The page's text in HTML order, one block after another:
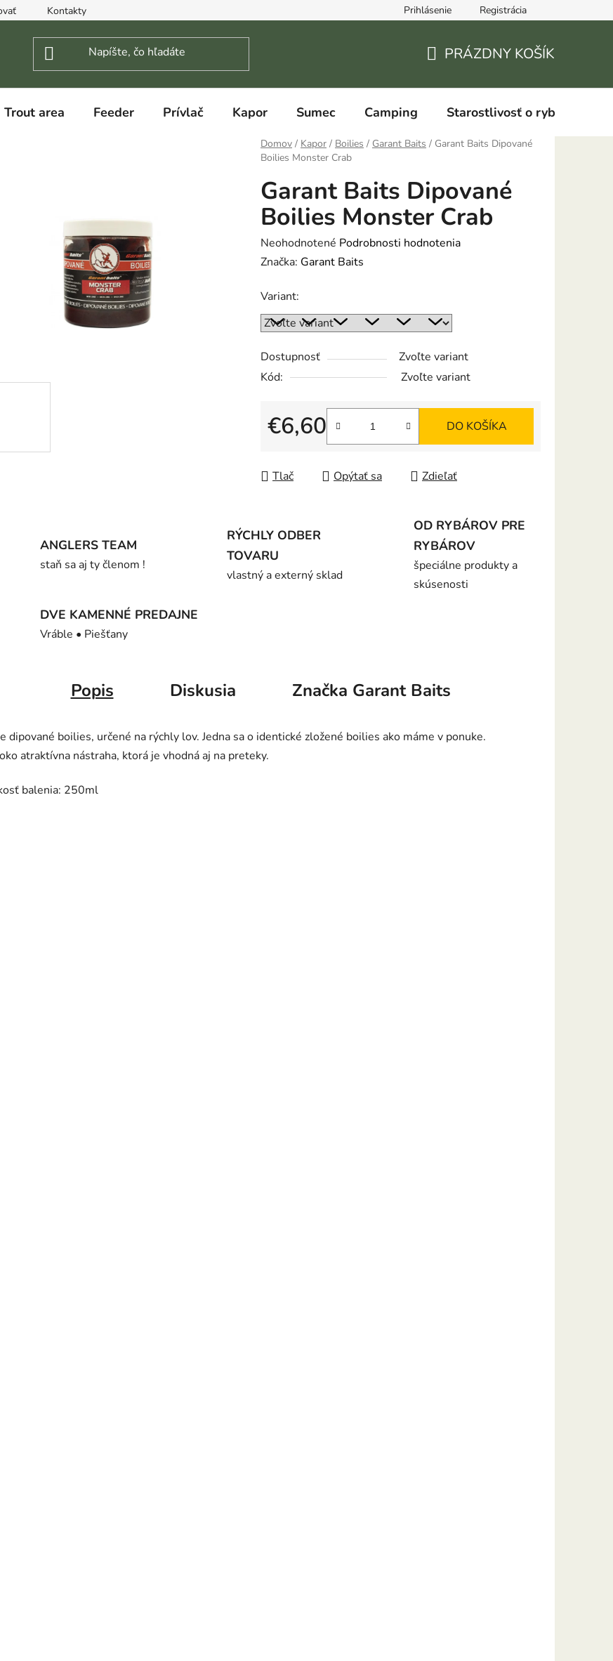
Kontakty Prihlásenie Registrácia
KOŠÍK
PRÁZDNY KOŠÍK
Trout area Feeder Prívlač Kapor Sumec Camping Starostlivosť o ryby
Domov / Kapor / Boilies / Garant Baits / Garant Baits Dipované
Boilies Monster Crab
Garant Baits Dipované
Boilies Monster Crab
Priemerné
hodnotenie
je
0,0
z
5
hviezdičiek.
Neohodnotené Podrobnosti hodnotenia
Značka: Garant Baits
Variant:
Dostupnosť
Zvoľte variant
Kód:
Zvoľte variant
€6,60
Jednotková cena:
DO KOŠÍKA
Tlač Opýtať sa Zdieľať
ANGLERS TEAM
staň sa aj ty členom !
RÝCHLY ODBER
TOVARU
vlastný a externý sklad
OD RYBÁROV PRE
RYBÁROV
špeciálne produkty a
skúsenosti
DVE KAMENNÉ PREDAJNE
Vráble • Piešťany
Popis Diskusia Značka Garant Baits
dipované boilies, určené na rýchly lov. Jedna sa o identické zložené boilies ako máme v ponuke.
atraktívna nástraha, ktorá je vhodná aj na preteky.
balenia: 250ml